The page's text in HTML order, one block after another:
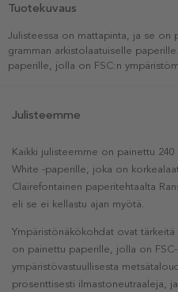
Tuotekuvaus
Julisteessa on mattapinta, ja se on
gramman arkistolaatuiselle
paperille, jolla on FSC:n
Julisteemme
Kaikki julisteemme on painettu
White -paperille, joka on
Clairefontainen paperitehtaalta
eli se ei kellastu ajan myötä.
Ympäristönäkökohdat ovat
on painettu paperille, jolla on
ympäristövastuullisesta
prosenttisesti ilmastoneutraaleja,